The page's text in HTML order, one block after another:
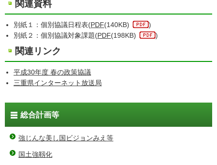
関連資料
別紙１：個別協議日程表(PDF(140KB)
)
別紙２：個別協議対象課題(PDF(198KB) )
関連リンク
平成30年度 春の政策協議
三重県インターネット放送局
総合計画等
強じんな美し国ビジョンみえ等
国土強靱化